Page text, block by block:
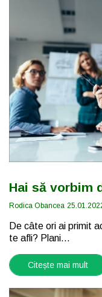
Hai să vorbim
Rodica Obancea
De câte ori ai primit
te afli? Plani...
Citește mai mult